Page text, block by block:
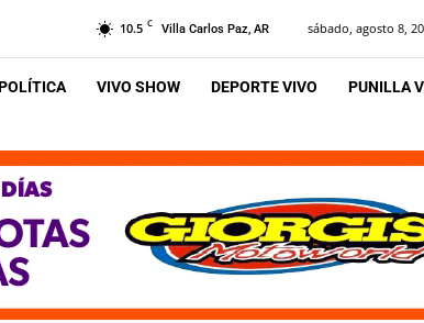
10.5 C Villa Carlos Paz, AR sábado, agosto 8,
VIVO SHOW DEPORTE VIVO PUNILLA